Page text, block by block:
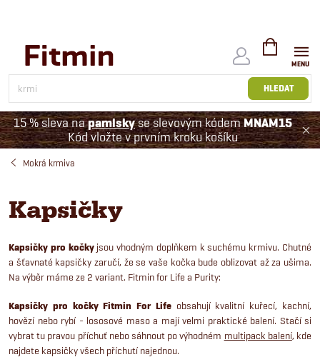
HLEDAT
NÁKUPNÍ
KOŠÍK
15 % sleva napamlskyse slevovým kódemMNAM15
Kód vložte v prvním kroku košíku
Mokrá krmiva
Kapsičky
Kapsičky pro kočkyjsou vhodným doplňkem k suchému krmivu. Chutné
a šťavnaté kapsičky zaručí, že se vaše kočka bude oblizovat až za ušima.
Na výběr máme ze 2 variant. Fitmin for Life a Purity:
Kapsičky pro kočky Fitmin For Lifeobsahují kvalitní kuřecí, kachní,
hovězí nebo rybí - lososové maso a mají velmi praktické balení. Stačí si
vybrat tu pravou příchuť nebo sáhnout po výhodném multipack balení, kde
najdete kapsičky všech příchutí najednou.